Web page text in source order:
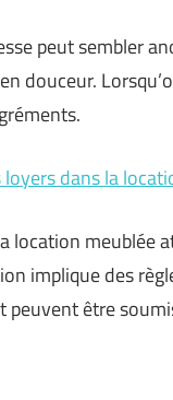
peut sembler
douceur.
dans la
location meublée
implique des
peuvent être